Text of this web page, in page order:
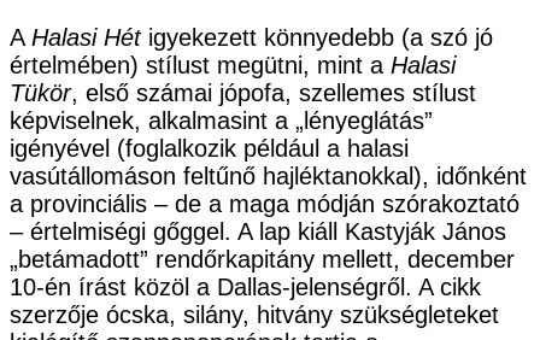
A Halasi Hétigyekezett könnyedebb (a szó jó
értelmében) stílust megütni, mint a Halasi
Tükör, első számai jópofa, szellemes stílust
képviselnek, alkalmasint a „lényeglátás”
igényével (foglalkozik például a halasi
vasútállomáson feltűnő hajléktanokkal), időnként
a provinciális – de a maga módján szórakoztató
– értelmiségi gőggel. A lap kiáll Kastyják János
„betámadott” rendőrkapitány mellett, december
10-én írást közöl a Dallas-jelenségről. A cikk
szerzője ócska, silány, hitvány szükségleteket